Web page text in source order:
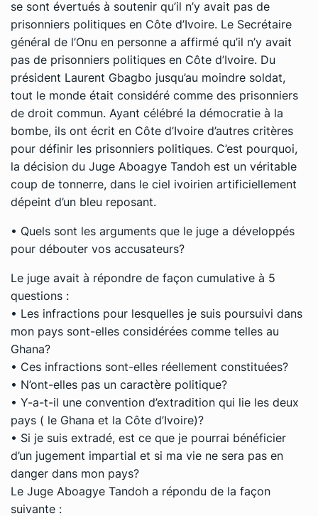
se sont évertués à soutenir qu’il n’y avait pas de
prisonniers politiques en Côte d’Ivoire. Le Secrétaire
général de l’Onu en personne a affirmé qu’il n’y avait
pas de prisonniers politiques en Côte d’Ivoire. Du
président Laurent Gbagbo jusqu’au moindre soldat,
tout le monde était considéré comme des prisonniers
de droit commun. Ayant célébré la démocratie à la
bombe, ils ont écrit en Côte d’Ivoire d’autres critères
pour définir les prisonniers politiques. C’est pourquoi,
la décision du Juge Aboagye Tandoh est un véritable
coup de tonnerre, dans le ciel ivoirien artificiellement
dépeint d’un bleu reposant.
• Quels sont les arguments que le juge a développés
pour débouter vos accusateurs?
Le juge avait à répondre de façon cumulative à 5
questions :
• Les infractions pour lesquelles je suis poursuivi dans
mon pays sont-elles considérées comme telles au
Ghana?
• Ces infractions sont-elles réellement constituées?
• N’ont-elles pas un caractère politique?
• Y-a-t-il une convention d’extradition qui lie les deux
pays ( le Ghana et la Côte d’Ivoire)?
• Si je suis extradé, est ce que je pourrai bénéficier
d’un jugement impartial et si ma vie ne sera pas en
danger dans mon pays?
Le Juge Aboagye Tandoh a répondu de la façon
suivante :